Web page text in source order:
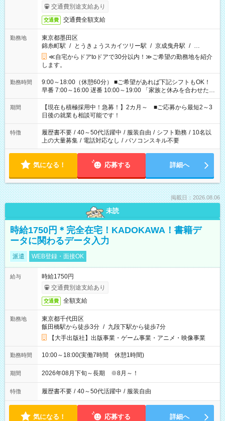
交通費別途支給あり
交通費 交通費全額支給
勤務地
東京都墨田区
錦糸町駅 / とうきょうスカイツリー駅 / 京成曳舟駅 / …
≪自宅からドアtoドアで30分以内！≫ご希望の勤務地を紹介
します。
勤務時間
9:00～18:00（休憩60分） ■ご希望があれば下記シフトもOK！
早番 7:00～16:00 遅番 10:00～19:00 「家族と休みを合わせた
い」 「余裕を持って夕飯の準備がしたい」 「できれば残業はし
たくない」 など、ご希望を教えてくださいね。 ※Wワーク希望
の方へ 今ご覧のお仕事で希望する勤務時間と、もう1つのお仕事
の勤務時間。 合計で週40時間を超える場合は応募できません。
期間
【現在も積極採用中！急募！】2カ月～ ■ご応募から最短2～3
日後の就業も相談可能です！
特徴 履歴書不要 / 40～50代活躍中 / 服装自由 / シフト勤務 / 10名以
上の大量募集 / 電話対応なし / パソコンスキル不要
気になる！ 応募する 詳細へ
掲載日：2026.08.06
未読
時給1750円＊完全在宅！KADOKAWA！書籍デ
ータに関わるデータ入力
派遣 WEB登録・面接OK
給与
時給1750円
交通費別途支給あり
交通費 全額支給
勤務地
東京都千代田区
飯田橋駅から徒歩3分 / 九段下駅から徒歩7分
【大手出版社】出版事業・ゲーム事業・アニメ・映像事業
勤務時間 10:00～18:00(実働7時間 休憩1時間)
期間 2026年08月下旬～長期 ※8月～！
特徴 履歴書不要 / 40～50代活躍中 / 服装自由
気になる！ 応募する 詳細へ